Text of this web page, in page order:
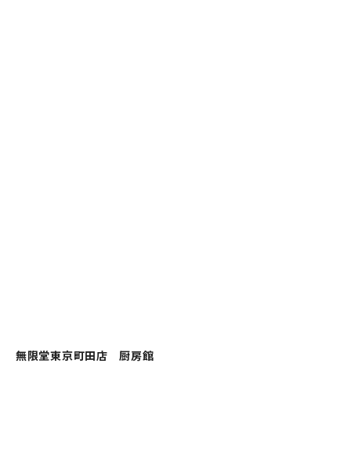
無限堂東京町田店 厨房館